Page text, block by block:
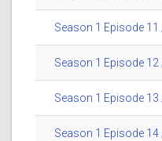
Season 1 Episode 11
Season 1 Episode
Season 1 Episode
Season 1 Episode